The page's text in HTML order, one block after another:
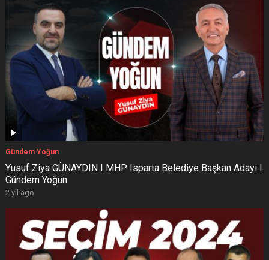
Gündem Yoğun
Yusuf Ziya GÜNAYDIN I MHP Isparta Belediye Başkan Adayı I
Gündem Yoğun
2 yıl ago